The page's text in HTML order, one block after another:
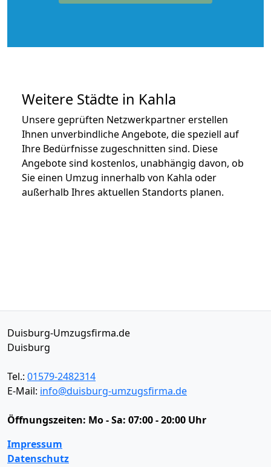
Weitere Städte in Kahla
Unsere geprüften Netzwerkpartner erstellen
Ihnen unverbindliche Angebote, die speziell auf
Ihre Bedürfnisse zugeschnitten sind. Diese
Angebote sind kostenlos, unabhängig davon, ob
Sie einen Umzug innerhalb von Kahla oder
außerhalb Ihres aktuellen Standorts planen.
Duisburg-Umzugsfirma.de
Duisburg
Tel.: 01579-2482314
E-Mail: info@duisburg-umzugsfirma.de
Öffnungszeiten: Mo - Sa: 07:00 - 20:00 Uhr
Impressum
Datenschutz